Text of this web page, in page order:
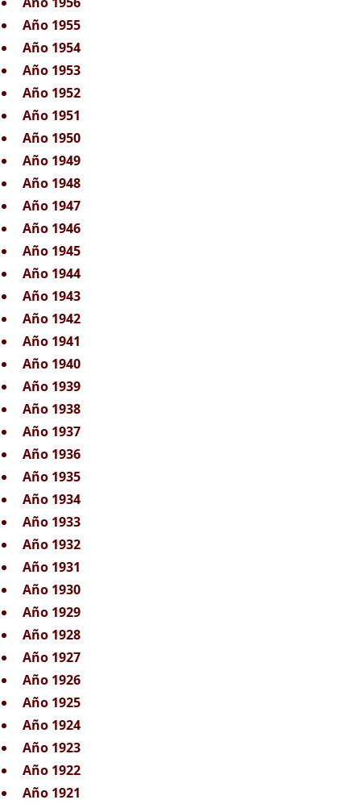
Año 1955
Año 1954
Año 1953
Año 1952
Año 1951
Año 1950
Año 1949
Año 1948
Año 1947
Año 1946
Año 1945
Año 1944
Año 1943
Año 1942
Año 1941
Año 1940
Año 1939
Año 1938
Año 1937
Año 1936
Año 1935
Año 1934
Año 1933
Año 1932
Año 1931
Año 1930
Año 1929
Año 1928
Año 1927
Año 1926
Año 1925
Año 1924
Año 1923
Año 1922
Año 1921